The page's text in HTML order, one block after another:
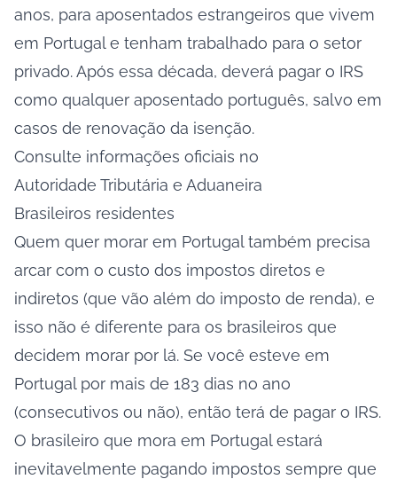
anos, para aposentados estrangeiros que vivem
em Portugal e tenham trabalhado para o setor
privado. Após essa década, deverá pagar o IRS
como qualquer aposentado português, salvo em
casos de renovação da isenção.
Consulte informações oficiais no
Autoridade Tributária e Aduaneira
Brasileiros residentes
Quem quer morar em Portugal também precisa
arcar com o custo dos impostos diretos e
indiretos (que vão além do imposto de renda), e
isso não é diferente para os brasileiros que
decidem morar por lá. Se você esteve em
Portugal por mais de 183 dias no ano
(consecutivos ou não), então terá de pagar o IRS.
O brasileiro que mora em Portugal estará
inevitavelmente pagando impostos sempre que